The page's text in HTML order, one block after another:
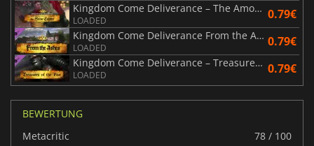
Kingdom Come Deliverance – The Amorous Adventures of Bold Sir Hans Capon
LOADED 0.79€
Kingdom Come Deliverance From the Ashes
LOADED 0.79€
Kingdom Come Deliverance – Treasures of The Past
LOADED 0.79€
BEWERTUNG
Metacritic
78 / 100